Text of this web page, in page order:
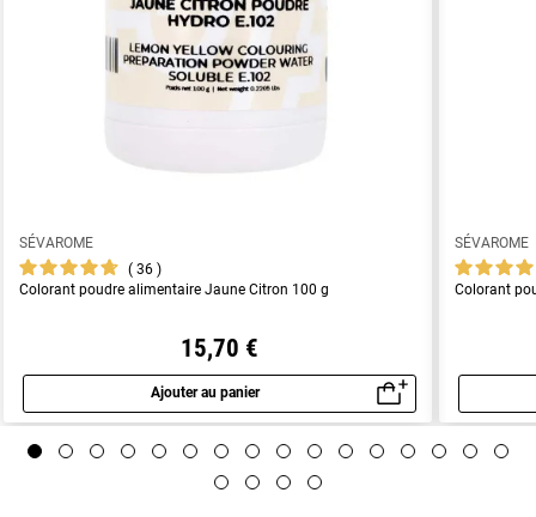
SÉVAROME
36
Colorant poudre alimentaire Jaune Citron 100 g
15,70 €
Ajouter au panier
Aperçu rapide
SÉVAROME
Colorant